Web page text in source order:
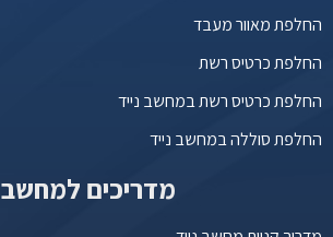
החלפת מאוור מעבד
החלפת כרטיס רשת
החלפת כרטיס רשת במחשב נייד
החלפת סוללה במחשב נייד
מדריכים למחשב